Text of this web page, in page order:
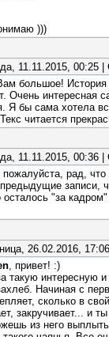
)))
11.11.2015, 00:25
большое! История
Очень интересная
Я бы сама хотела
читается
11.11.2015, 00:36
пожалуйста, рад,
предыдущие записи,
осталось "за
26.02.2016,
, привет! :)
такую интересную
Начиная с
сколько в
закручивает... и
из него